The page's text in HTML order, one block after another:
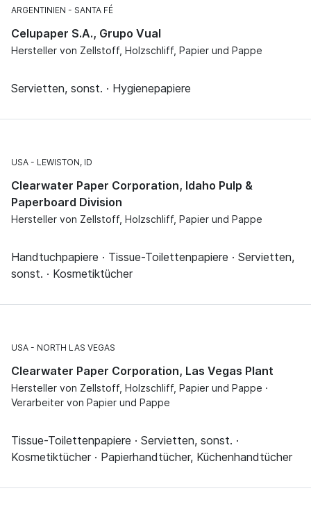
ARGENTINIEN SANTA FÉ
Celupaper S.A., Grupo Vual
Hersteller von Zellstoff, Holzschliff, Papier und Pappe
Servietten, sonst. · Hygienepapiere
USA LEWISTON, ID
Clearwater Paper Corporation, Idaho Pulp &
Paperboard Division
Hersteller von Zellstoff, Holzschliff, Papier und Pappe
Handtuchpapiere · Tissue-Toilettenpapiere · Servietten,
sonst. · Kosmetiktücher
USA NORTH LAS VEGAS
Clearwater Paper Corporation, Las Vegas Plant
Hersteller von Zellstoff, Holzschliff, Papier und Pappe ·
Verarbeiter von Papier und Pappe
Tissue-Toilettenpapiere · Servietten, sonst. ·
Kosmetiktücher · Papierhandtücher, Küchenhandtücher